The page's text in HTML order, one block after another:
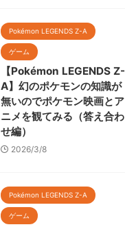
Pokémon LEGENDS Z-A
ゲーム
【Pokémon LEGENDS Z-
A】幻のポケモンの知識が
無いのでポケモン映画とア
ニメを観てみる（答え合わ
せ編）
2026/3/8
Pokémon LEGENDS Z-A
ゲーム